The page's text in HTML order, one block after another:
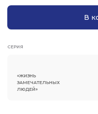
В
СЕРИЯ
«ЖИЗНЬ
ЗАМЕЧАТЕЛЬНЫХ
ЛЮДЕЙ»